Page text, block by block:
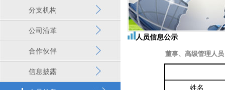
分支机构
公司沿革
合作伙伴
信息披露
人员信息公示
董事、高级管理人员
姓名